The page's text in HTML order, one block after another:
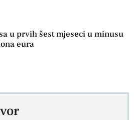
u prvih šest mjeseci u minusu
eura